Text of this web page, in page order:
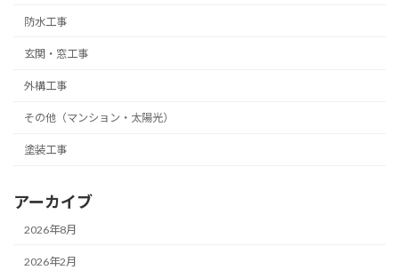
防水工事
玄関・窓工事
外構工事
その他（マンション・太陽光）
塗装工事
アーカイブ
2026年8月
2026年2月